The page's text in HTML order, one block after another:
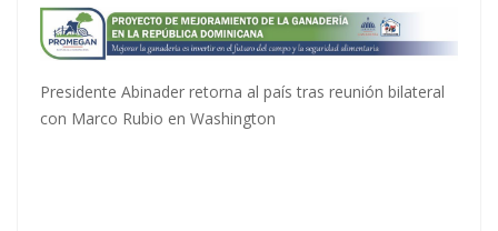
Presidente Abinader retorna al país tras reunión bilateral
con Marco Rubio en Washington